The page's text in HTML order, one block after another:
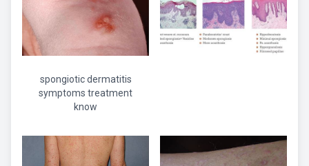
spongiotic dermatitis
symptoms treatment
know